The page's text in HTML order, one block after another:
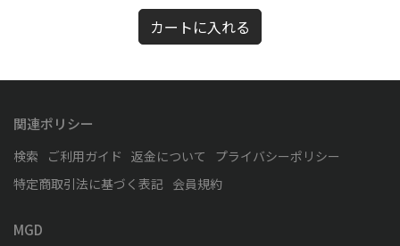
カートに入れる
関連ポリシー
検索 ご利用ガイド 返金について
プライバシーポリシー
特定商取引法に基づく表記 会員規約
MGD